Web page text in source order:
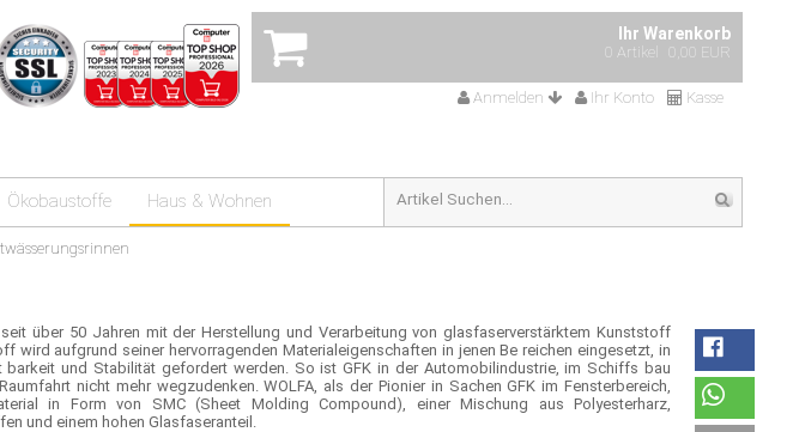
Ihr Warenkorb
0 Artikel 0,00 EUR
Anmelden Ihr Konto Kasse
Ökobaustoffe Haus & Wohnen
über 50 Jahren mit der Herstellung und Verarbeitung von glasfaserverstärktem Kunststoff
wird aufgrund seiner hervorragenden Materialeigenschaften in jenen Be reichen eingesetzt, in
barkeit und Stabilität gefordert werden. So ist GFK in der Automobilindustrie, im Schiffs bau
nicht mehr wegzudenken. WOLFA, als der Pionier in Sachen GFK im Fensterbereich,
in Form von SMC (Sheet Molding Compound), einer Mischung aus Polyesterharz,
und einem hohen Glasfaseranteil.